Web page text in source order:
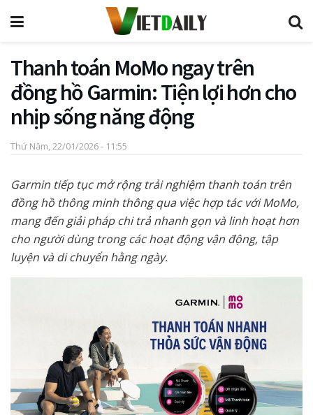
Thanh toán MoMo ngay trên
đồng hồ Garmin: Tiện lợi hơn cho
nhịp sống năng động
Thứ Năm, 22/01/2026 - 11:55
Garmin tiếp tục mở rộng trải nghiệm thanh toán trên
đồng hồ thông minh thông qua việc hợp tác với MoMo,
mang đến giải pháp chi trả nhanh gọn và linh hoạt hơn
cho người dùng trong các hoạt động vận động, tập
luyện và di chuyển hằng ngày.